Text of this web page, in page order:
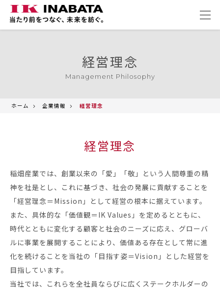
経営理念
Management Philosophy
ホーム 企業情報 経営理念
経営理念
稲畑産業では、創業以来の「愛」「敬」という人間尊重の精
神を社是とし、これに基づき、社会の発展に貢献することを
「経営理念＝Mission」として経営の根本に据えています。
また、具体的な「価値観＝IK Values」を定めるとともに、
時代とともに変化する顧客と社会のニーズに応え、グローバ
ルに事業を展開することにより、価値ある存在として常に進
化を続けることを当社の「目指す姿＝Vision」とした経営を
目指しています。
当社では、これらを全社員ならびに広くステークホルダーの